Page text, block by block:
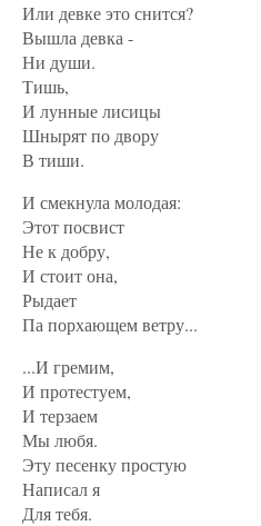
Или девке это снится?
Вышла девка -
Ни души.
Тишь,
И лунные лисицы
Шнырят по двору
В тиши.
И смекнула молодая:
Этот посвист
Не к добру,
И стоит она,
Рыдает
Па порхающем ветру...
...И гремим,
И протестуем,
И терзаем
Мы любя.
Эту песенку простую
Написал я
Для тебя.